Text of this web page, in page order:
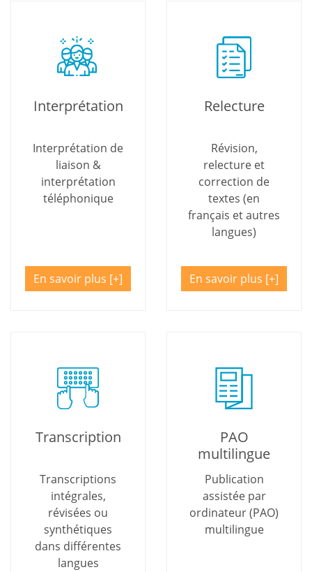
Interprétation
Interprétation de
liaison &
interprétation
téléphonique
En savoir plus
Relecture
Révision,
relecture et
correction de
textes (en
français et autres
langues)
En savoir plus
Transcription
Transcriptions
intégrales,
révisées ou
synthétiques
dans différentes
langues
PAO
multilingue
Publication
assistée par
ordinateur (PAO)
multilingue